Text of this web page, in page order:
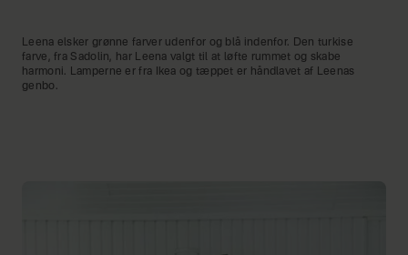
Leena elsker grønne farver udenfor og blå indenfor. Den turkise
farve, fra Sadolin, har Leena valgt til at løfte rummet og skabe
harmoni. Lamperne er fra Ikea og tæppet er håndlavet af Leenas
genbo.